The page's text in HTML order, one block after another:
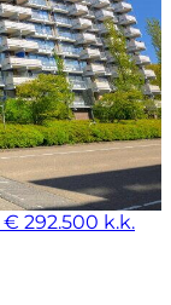
€ 292.500 k.k.